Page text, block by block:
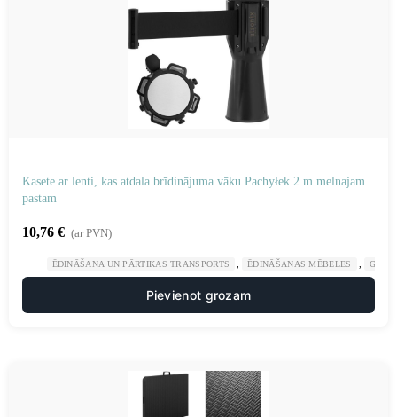
Kasete ar lenti, kas atdala brīdinājuma vāku Pachyłek 2 m melnajam
pastam
10,76 € (ar PVN)
ĒDINĀŠANA UN PĀRTIKAS TRANSPORTS ĒDINĀŠANAS MĒBELES
Pievienot grozam